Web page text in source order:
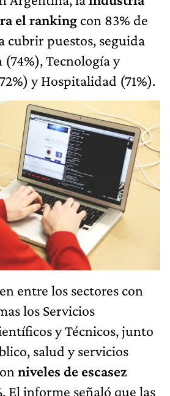
el ranking con 83% de
cubrir puestos, seguida
Tecnología y
y Hospitalidad (71%).
entre los sectores con
los Servicios
y Técnicos, junto
salud y servicios
niveles de escasez
. El informe señaló que las